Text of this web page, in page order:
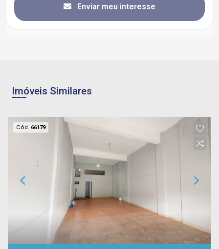
Enviar meu interesse
Imóveis Similares
Cód. 66179